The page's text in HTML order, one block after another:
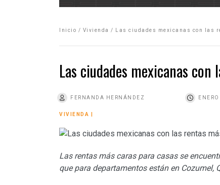
Inicio / Vivienda / Las ciudades mexicanas con las
Las ciudades mexicanas con
FERNANDA HERNÁNDEZ
VIVIENDA
Las rentas más caras para casas se
que para departamentos están en Cozumel,